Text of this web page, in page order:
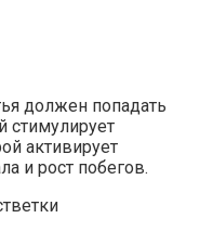
должен попадать
стимулирует
активирует
и рост побегов.